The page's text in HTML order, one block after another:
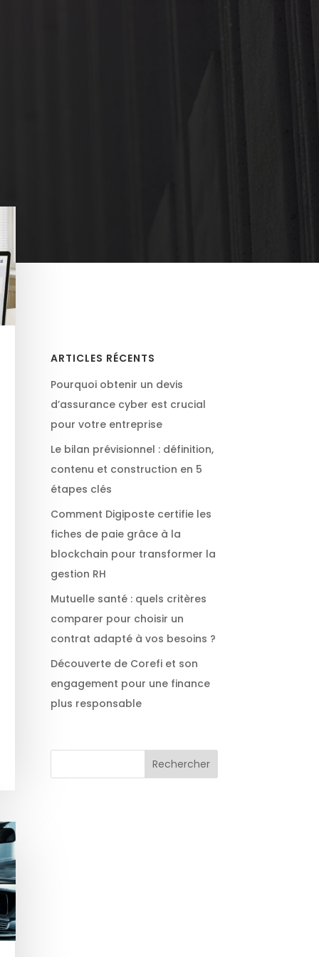
ARTICLES RÉCENTS
Pourquoi obtenir un devis
d’assurance cyber est crucial
pour votre entreprise
Le bilan prévisionnel : définition,
contenu et construction en 5
étapes clés
Comment Digiposte certifie les
fiches de paie grâce à la
blockchain pour transformer la
gestion RH
Mutuelle santé : quels critères
comparer pour choisir un
contrat adapté à vos besoins ?
Découverte de Corefi et son
engagement pour une finance
plus responsable